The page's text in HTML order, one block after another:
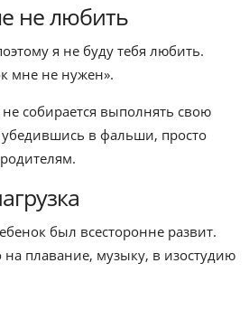
не любить
я не буду тебя любить.
мне не нужен».
собирается выполнять свою
в фальши, просто
был всесторонне развит.
на плавание, музыку, в изостудию